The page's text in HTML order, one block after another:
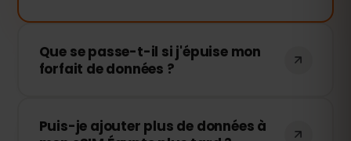
Que se passe-t-il si j'épuise mon
forfait de données ?
connexion sera interrompue. Vous
Puis-je ajouter plus de données à